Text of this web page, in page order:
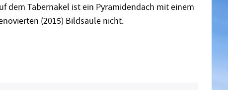
dem Tabernakel ist ein Pyramidendach mit einem
(2015) Bildsäule nicht.